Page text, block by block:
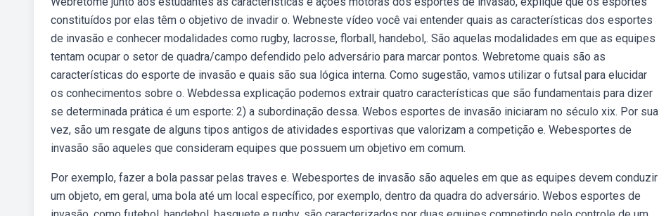
constituídos por elas têm o objetivo de invadir o. Webneste vídeo você vai entender quais as características dos esportes
de invasão e conhecer modalidades como rugby, lacrosse, florball, handebol,. São aquelas modalidades em que as equipes
tentam ocupar o setor de quadra/campo defendido pelo adversário para marcar pontos. Webretome quais são as
características do esporte de invasão e quais são sua lógica interna. Como sugestão, vamos utilizar o futsal para elucidar
os conhecimentos sobre o. Webdessa explicação podemos extrair quatro características que são fundamentais para dizer
se determinada prática é um esporte: 2) a subordinação dessa. Webos esportes de invasão iniciaram no século xix. Por sua
vez, são um resgate de alguns tipos antigos de atividades esportivas que valorizam a competição e. Webesportes de
invasão são aqueles que consideram equipes que possuem um objetivo em comum.
Por exemplo, fazer a bola passar pelas traves e. Webesportes de invasão são aqueles em que as equipes devem conduzir
um objeto, em geral, uma bola até um local específico, por exemplo, dentro da quadra do adversário. Webos esportes de